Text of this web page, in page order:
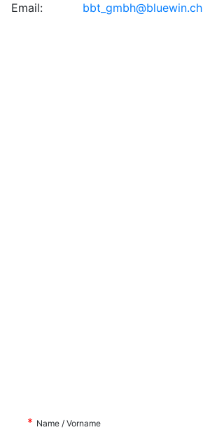
Email:
bbt_gmbh@bluewin.ch
* Name / Vorname